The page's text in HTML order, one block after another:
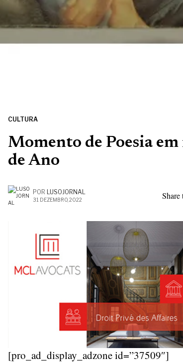
CULTURA
Momento de Poesia em
de Ano
POR LUSOJORNAL
31 DEZEMBRO, 2022 Share
[pro_ad_display_adzone id=”37509″]